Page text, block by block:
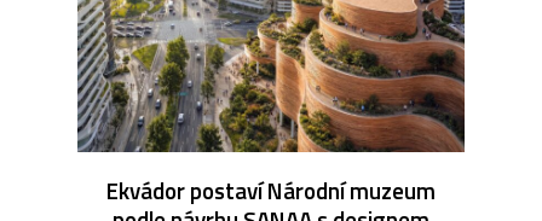
Ekvádor postaví Národní muzeum